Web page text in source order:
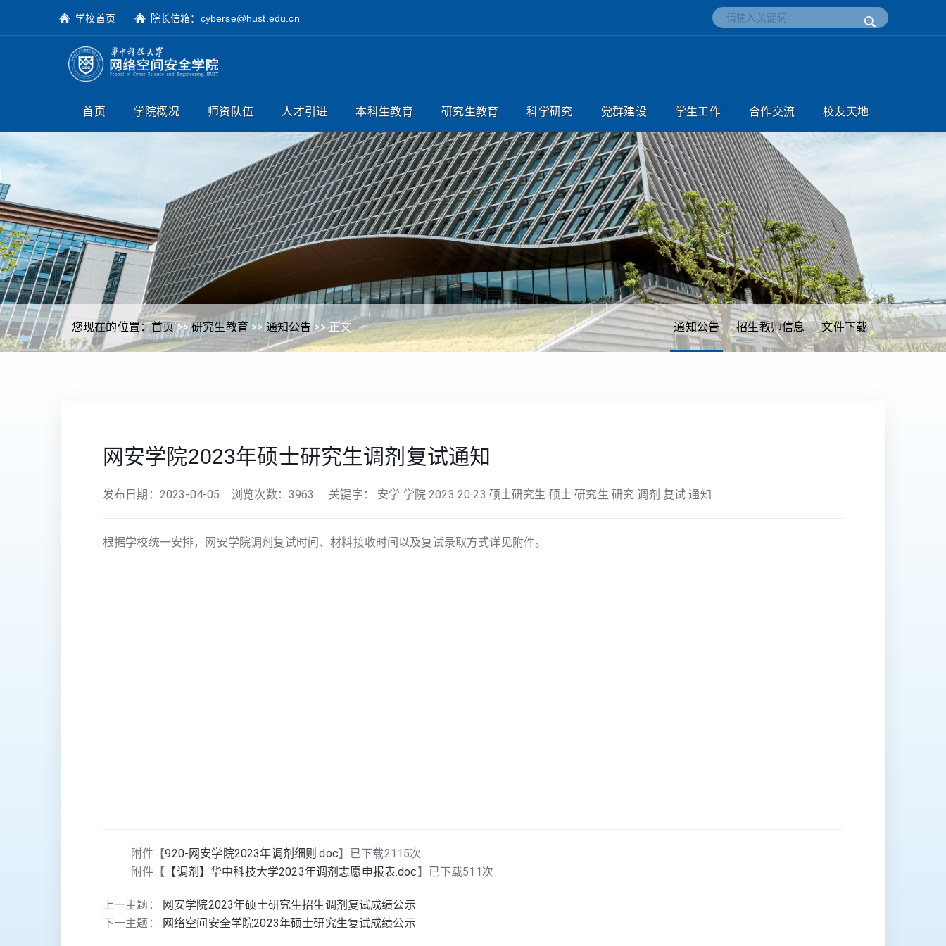
学校首页 院长信箱：cyberse@hust.edu.cn
首页 学院概况 师资队伍 人才引进 本科生教育 研究生教育 科学研究 党群建设 学生工作 合作交流 校友天地
通知公告 招生教师信息 文件下载
您现在的位置：首页>>研究生教育 >>通知公告 >> 正文
网安学院2023年硕士研究生调剂复试通知
发布日期： 2023-04-05 浏览次数： 3963 关键字： 安学 学院 2023 20 23 硕士研究生 硕士 研究生 研究 调剂 复试 通知
根据学校统一安排，网安学院调剂复试时间、材料接收时间以及复试录取方式详见附件。
附件【920-网安学院2023年调剂细则.doc】已下载2115次
附件【 【调剂】华中科技大学2023年调剂志愿申报表.doc】已下载511 次
上一主题：
网安学院2023年硕士研究生招生调剂复试成绩公示
下一主题：
网络空间安全学院2023年硕士研究生复试成绩公示